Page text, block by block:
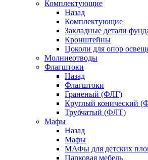
Комплектующие
Назад
Комплектующие
Закладные детали
Кронштейны
Цоколи для опор
Молниеотводы
Флагштоки
Назад
Флагштоки
Граненый (ФЛГ)
Круглый конический
Трубчатый (ФЛТ)
Мафы
Назад
Мафы
МАФы для детских
Парковая мебель